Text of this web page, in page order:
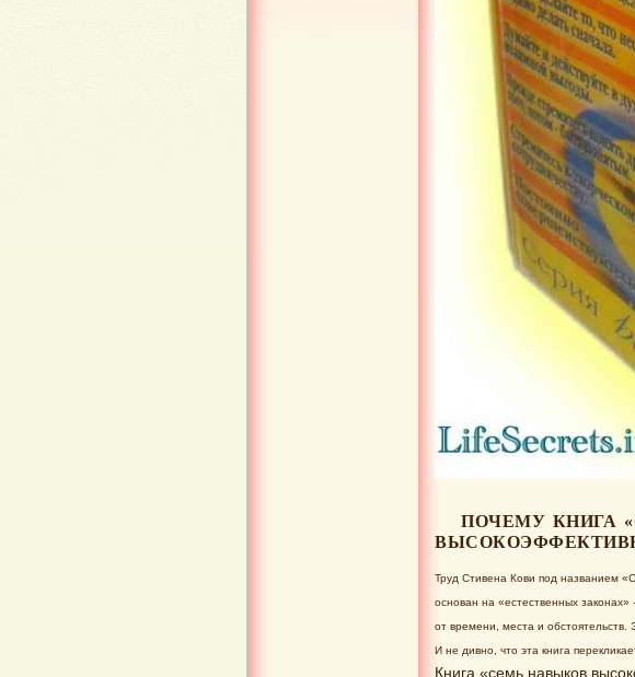
ПОЧЕМУ КНИГА
Труд Стивена Кови под названием
основан на «естественных
от времени, места и обстоятельств.
И не дивно, что эта книга
Книга «семь навыков